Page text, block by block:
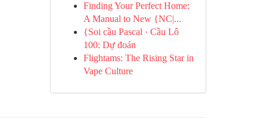
Finding Your Perfect Home:
A Manual to New {NC|...
{Soi cầu Pascal · Cầu Lô
100: Dự đoán
Flightams: The Rising Star in
Vape Culture